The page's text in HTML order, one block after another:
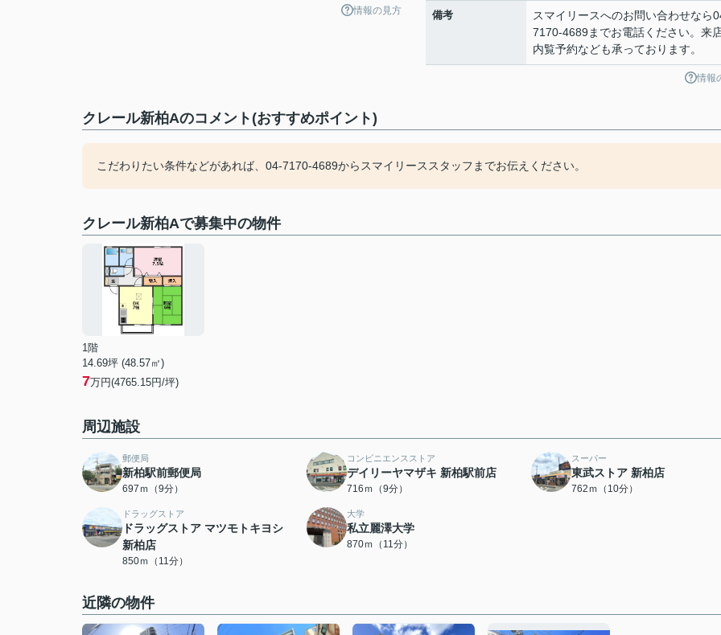
情報の見方 備考
スマイリースへのお問い合わせなら
7170-4689までお電話ください。来
内覧予約なども承っております。
情報
クレール新柏Aのコメント(おすすめポイント)
こだわりたい条件などがあれば、04-7170-4689からスマイリーススタッフまでお伝えください。
クレール新柏Aで募集中の物件
1階
14.69坪 (48.57㎡)
7万円(4765.15円/坪)
周辺施設
郵便局
新柏駅前郵便局
697ｍ（9分）
コンビニエンスストア
デイリーヤマザキ 新柏駅前店
716ｍ（9分）
スーパー
東武ストア 新柏店
762ｍ（10分）
ドラッグストア
ドラッグストア マツモトキヨシ
新柏店
850ｍ（11分）
大学
私立麗澤大学
870ｍ（11分）
近隣の物件